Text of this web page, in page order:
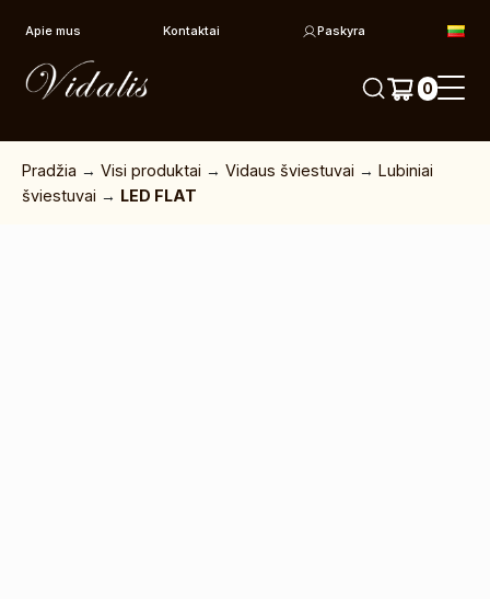
Apie mus Kontaktai Paskyra
0
Pradžia →Visi produktai →Vidaus šviestuvai →Lubiniai
šviestuvai → LED FLAT